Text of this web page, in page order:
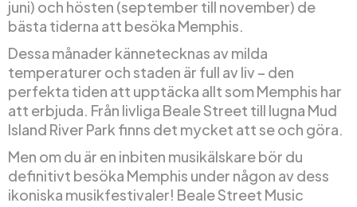
juni) och hösten (september till november) de
bästa tiderna att besöka Memphis.
Dessa månader kännetecknas av milda
temperaturer och staden är full av liv – den
perfekta tiden att upptäcka allt som Memphis har
att erbjuda. Från livliga Beale Street till lugna Mud
Island River Park finns det mycket att se och göra.
Men om du är en inbiten musikälskare bör du
definitivt besöka Memphis under någon av dess
ikoniska musikfestivaler! Beale Street Music